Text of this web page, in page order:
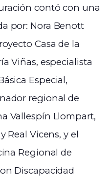
contó con una
por: Nora Benott
Casa de la
Viñas, especialista
Especial,
regional de
Vallespín Llompart,
Real Vicens, y el
Regional de
Discapacidad